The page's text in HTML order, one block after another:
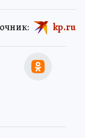
kp.ru